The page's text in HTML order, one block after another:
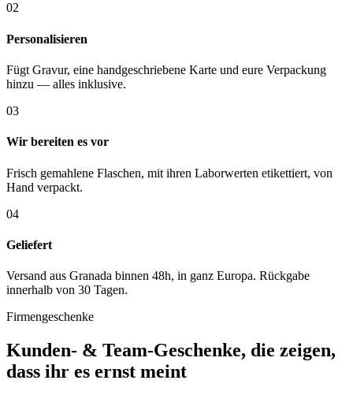
02
Personalisieren
Fügt Gravur, eine handgeschriebene Karte und eure Verpackung
hinzu — alles inklusive.
03
Wir bereiten es vor
Frisch gemahlene Flaschen, mit ihren Laborwerten etikettiert, von
Hand verpackt.
04
Geliefert
Versand aus Granada binnen 48h, in ganz Europa. Rückgabe
innerhalb von 30 Tagen.
Firmengeschenke
Kunden- & Team-Geschenke, die zeigen,
dass ihr es ernst meint